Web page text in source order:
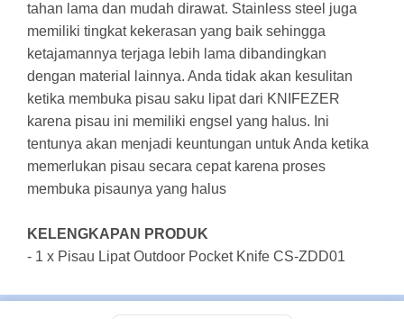
tahan lama dan mudah dirawat. Stainless steel juga
memiliki tingkat kekerasan yang baik sehingga
ketajamannya terjaga lebih lama dibandingkan
dengan material lainnya. Anda tidak akan kesulitan
ketika membuka pisau saku lipat dari KNIFEZER
karena pisau ini memiliki engsel yang halus. Ini
tentunya akan menjadi keuntungan untuk Anda ketika
memerlukan pisau secara cepat karena proses
membuka pisaunya yang halus
KELENGKAPAN PRODUK
- 1 x Pisau Lipat Outdoor Pocket Knife CS-ZDD01